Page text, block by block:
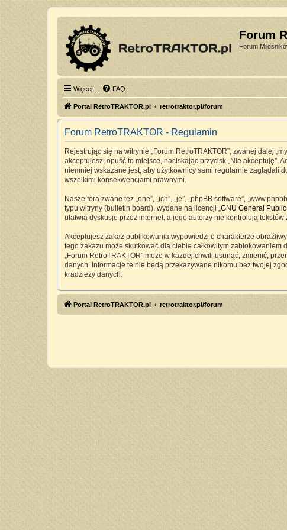
Forum
Forum
Więcej… FAQ
Portal RetroTRAKTOR.pl retrotraktor.pl/forum
Forum RetroTRAKTOR - Regulamin
Rejestrując się na witrynie „Forum RetroTRAKTOR”, zwanej dalej
akceptujesz, opuść to miejsce, naciskając przycisk „Nie akceptuję”.
niemniej wskazane jest, aby użytkownicy sami regularnie zaglądali
wszelkimi konsekwencjami prawnymi.
Nasze fora zwane też „one”, „ich”, „je”, „phpBB software”,
typu witryny (bulletin board), wydane na licencji „GNU General
ułatwia dyskusje przez internet, a jego autorzy nie kontrolują
Akceptujesz zakaz publikowania wypowiedzi o charakterze
tego zakazu może skutkować dla ciebie całkowitym
„Forum RetroTRAKTOR” może w każdej chwili usunąć, zmienić,
danych. Informacje te nie będą przekazywane nikomu bez twojej
kradzieży danych.
Portal RetroTRAKTOR.pl retrotraktor.pl/forum